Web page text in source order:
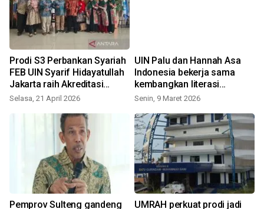
Prodi S3 Perbankan Syariah
FEB UIN Syarif Hidayatullah
Jakarta raih Akreditasi
Unggul
Selasa, 21 April 2026
UIN Palu dan Hannah Asa
Indonesia bekerja sama
kembangkan literasi
keuangan
Senin, 9 Maret 2026
Pemprov Sulteng gandeng UMRAH perkuat prodi jadi